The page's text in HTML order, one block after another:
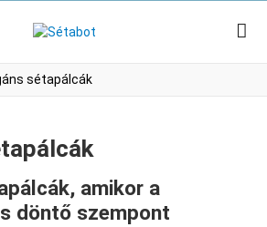
sétapálcák
amikor a
döntő szempont